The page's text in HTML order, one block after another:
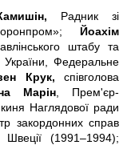
Радник зі
Йоахім
штабу та
України, Федеральне
Крук,співголова
Марін , Прем'єр-
Наглядової ради
закордонних справ
Швеції (1991–1994);